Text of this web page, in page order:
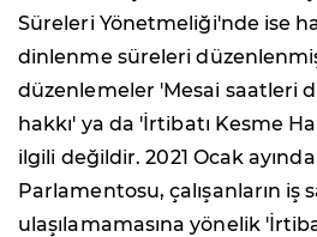
Süreleri Yönetmeliği'nde ise
dinlenme süreleri
düzenlemeler 'Mesai saatleri
hakkı' ya da 'İrtibatı Kesme
ilgili değildir. 2021 Ocak
Parlamentosu, çalışanların iş
ulaşılamamasına yönelik